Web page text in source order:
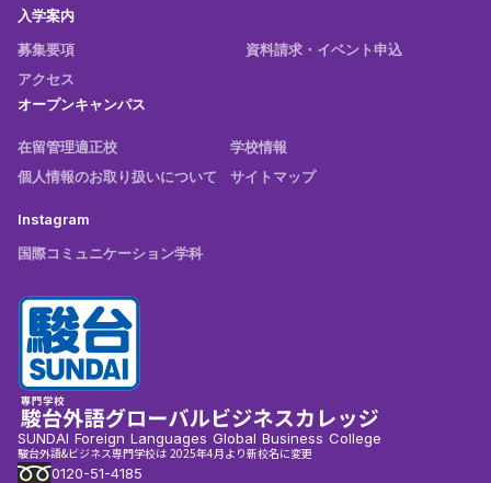
入学案内
募集要項
資料請求・イベント申込
アクセス
オープンキャンパス
在留管理適正校
学校情報
個人情報のお取り扱いについて
サイトマップ
Instagram
国際コミュニケーション学科
SUNDAI Foreign Languages Global Business College
駿台外語&ビジネス専門学校は 2025年4月より新校名に変更
0120-51-4185